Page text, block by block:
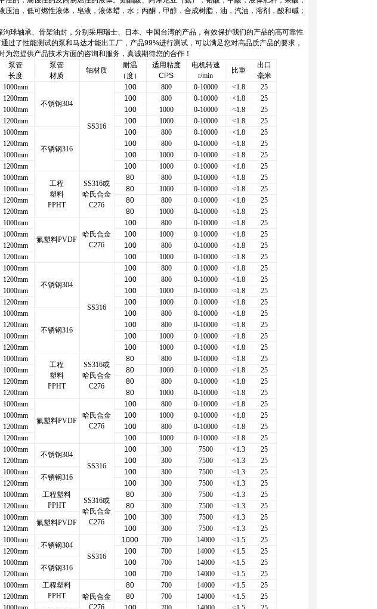
油，低可燃性液体，皂液，液体蜡，水；丙酮，甲醇，合成树脂，油，汽油，溶剂，酸和碱；
球轴承、骨架油封，分别采用瑞士、日本、中国台湾的产品，有效保护我们的产品的高可靠性
过了性能测试的泵和马达才能出工厂，产品99%进行测试，可以满足您对高品质产品的要求，
您提供产品技术方面的咨询和服务，真诚期待您的合作！
泵管
长度
泵管
材质
轴材质
耐温
（度）
适用粘度
CPS
电机转速
r/min
比重
出口
毫米
1000mm
不锈钢304
SS316
100 800 0-10000 <1.8
25
1200mm 100 800 0-10000 <1.8
25
1000mm 100 1000 0-10000 <1.8
25
1200mm 100 1000 0-10000 <1.8
25
1000mm
不锈钢316
100 800 0-10000 <1.8
25
1200mm 100 800 0-10000 <1.8
25
1000mm 100 1000 0-10000 <1.8
25
1200mm 100 1000 0-10000 <1.8
25
1000mm
工程
塑料
PPHT
SS316或
哈氏合金
C276
80 800 0-10000 <1.8
25
1000mm 80 1000 0-10000 <1.8
25
1200mm 80 800 0-10000 <1.8
25
1200mm 80 1000 0-10000 <1.8
25
1000mm
氟塑料PVDF
哈氏合金
C276
100 800 0-10000 <1.8
25
1000mm 100 1000 0-10000 <1.8
25
1200mm 100 800 0-10000 <1.8
25
1200mm 100 1000 0-10000 <1.8 25
1000mm
不锈钢304
SS316
100 800 0-10000 <1.8
25
1200mm 100 800 0-10000 <1.8
25
1000mm 100 1000 0-10000 <1.8
25
1200mm 100 1000 0-10000 <1.8
25
1000mm
不锈钢316
100 800 0-10000 <1.8
25
1200mm 100 800 0-10000 <1.8
25
1000mm 100 1000 0-10000 <1.8
25
1200mm 100 1000 0-10000 <1.8
25
1000mm
工程
塑料
PPHT
SS316或
哈氏合金
C276
80 800 0-10000 <1.8
25
1000mm 80 1000 0-10000 <1.8
25
1200mm 80 800 0-10000 <1.8
25
1200mm 80 1000 0-10000 <1.8
25
1000mm
氟塑料PVDF
哈氏合金
C276
100 800 0-10000 <1.8
25
1000mm 100 1000 0-10000 <1.8
25
1200mm 100 800 0-10000 <1.8
25
1200mm 100 1000 0-10000 <1.8 25
1000mm
不锈钢304
SS316
100 300 7500 <1.3
25
1200mm 100 300 7500 <1.3
25
1000mm
不锈钢316
100 300 7500 <1.3
25
1200mm 100 300 7500 <1.3
25
1000mm
工程塑料
PPHT
SS316或
哈氏合金
C276
80 300 7500 <1.3
25
1200mm 80 300 7500 <1.3
25
1000mm
氟塑料PVDF
100 300 7500 <1.3
25
1200mm 100 300 7500 <1.3
25
1000mm
不锈钢304
SS316
1000 700 14000 <1.5
25
1200mm 100 700 14000 <1.5
25
1000mm
不锈钢316
100 700 14000 <1.5
25
1200mm 100 700 14000 <1.5
25
1000mm
工程塑料
PPHT
哈氏合金
C276
80 700 14000 <1.5
25
1200mm 80 700 14000 <1.5
25